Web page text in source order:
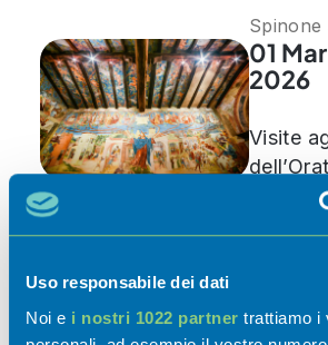
Uso responsabile dei dati
Noi e i nostri 1022 partner trattiamo i
Spinone
01
2026
Visite